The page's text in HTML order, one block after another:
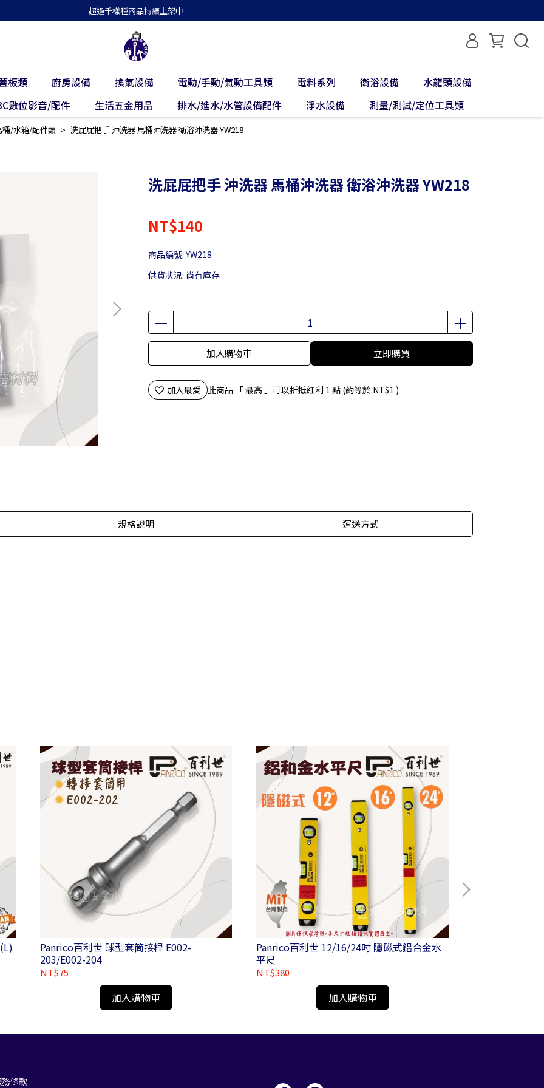
超過千樣種商品持續上架中
板類 廚房設備 換氣設備 電動/手動/氣動工具類 電料系列 衛浴設備
水龍頭設備
數位影音/配件
生活五金用品 排水/進水/水管設備配件 淨水設備 測量/測試/定位工具類
桶/水箱/配件類 洗屁屁把手 沖洗器 馬桶沖洗器 衛浴沖洗器 YW218
洗屁屁把手 沖洗器 馬桶沖洗器 衛浴沖洗器 YW218
NT$140
商品編號:YW218
供貨狀況: 尚有庫存
加入購物車 立即購買
加入最愛 此商品 「 最高 」可以折抵紅利 1 點 (約等於 NT$1 )
規格說明 運送方式
Panrico百利世 球型套筒接桿 E002-
203/E002-204
NT$75
加入購物車
Panrico百利世 12/16/24吋 隱磁式鋁合金水
平尺
NT$380
加入購物車
條款